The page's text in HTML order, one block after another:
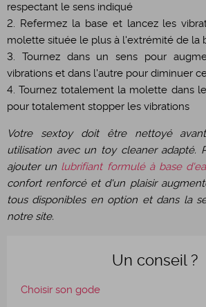
respectant le sens indiqué
2. Refermez la base et lancez les
molette située le plus à l'extrémité de la
3. Tournez dans un sens pour
vibrations et dans l'autre pour diminuer
4. Tournez totalement la molette dans
pour totalement stopper les vibrations
Votre sextoy doit être nettoyé
utilisation avec un toy cleaner adapté.
ajouter un lubrifiant formulé à base
confort renforcé et d'un plaisir
tous disponibles en option et dans la
notre site.
Un conseil ?
Choisir son gode